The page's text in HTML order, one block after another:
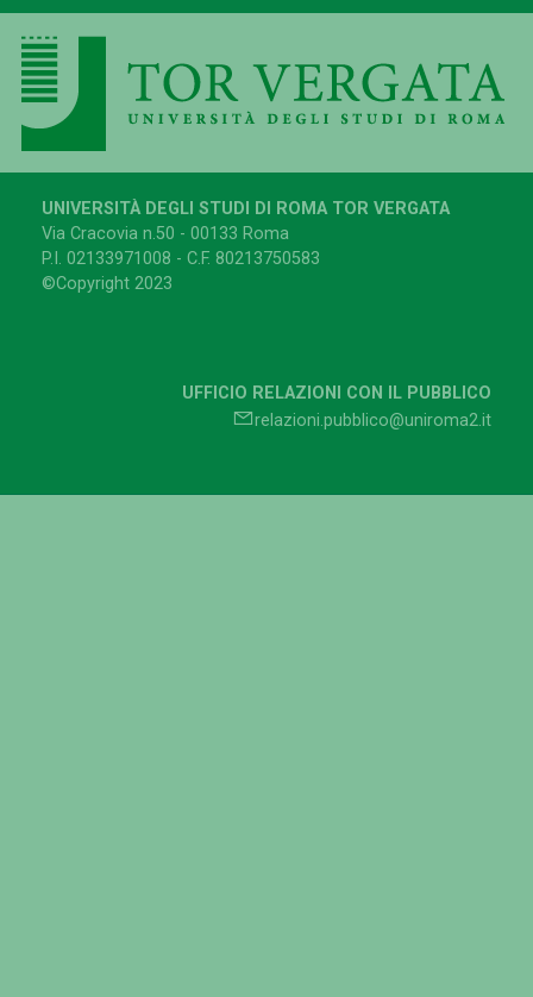
UNIVERSITÀ DEGLI STUDI DI ROMA TOR VERGATA
Via Cracovia n.50 - 00133 Roma
P.I. 02133971008 - C.F. 80213750583
©Copyright 2023
UFFICIO RELAZIONI CON IL PUBBLICO
relazioni.pubblico@uniroma2.it